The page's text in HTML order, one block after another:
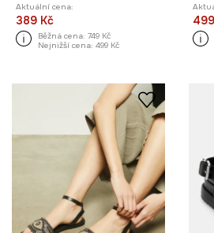
Aktuální cena:
389 Kč
Běžná cena: 749 Kč
Nejnižší cena: 499 Kč